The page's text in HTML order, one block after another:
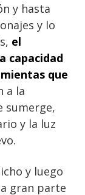
y hasta
y lo
el
capacidad
que
a la
sumerge,
y la luz
y luego
gran parte